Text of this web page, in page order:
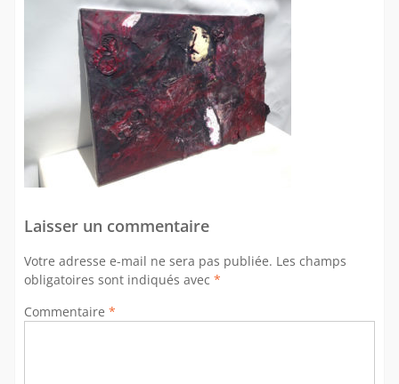
Laisser un commentaire
Votre adresse e-mail ne sera pas publiée. Les champs
obligatoires sont indiqués avec *
Commentaire *